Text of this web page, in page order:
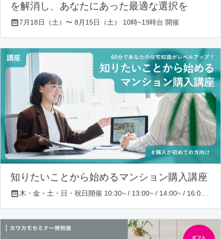
を解消し、あなたにあった最適な選択を
7月18日（土）〜 8月15日（土） 10時~19時台 開催
知りたいことから始めるマンション購入講座
木・金・土・日・祝日開催 10:30~ / 13:00~ / 14:00~ / 16:00~ / 17:00~/ 18:30~/ 19:30~